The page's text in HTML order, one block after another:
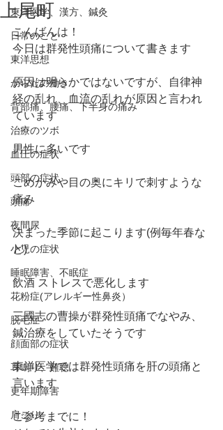
東洋医学、漢方、鍼灸
日常のこと
東洋思想
からだの働き
背部痛、腰痛、下半身の痛み
治療のツボ
血圧の症状
頭部の症状
頭痛
夜間尿
小児の症状
睡眠障害、不眠症
花粉症(アレルギー性鼻炎）
脱毛症
顔面部の症状
耳鳴り、難聴
更年期障害
肩こり
上尾町
こんばんは！
今日は群発性頭痛について書きます
原因は明らかではないですが、自律神
経の乱れ、血流の乱れが原因と言われ
ています
男性に多いです
こめかみや目の奥にキリで刺すような
痛み
決まった季節に起こります(例毎年春な
ど)
飲酒 ストレスで悪化します
三國志の曹操が群発性頭痛でなやみ、
鍼治療をしていたそうです
東洋医学では群発性頭痛を肝の頭痛と
言います
ご参考までに！